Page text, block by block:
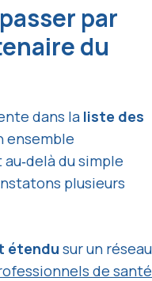
par
du
dans la liste des
ensemble
du simple
plusieurs
étendu sur un réseau
de santé